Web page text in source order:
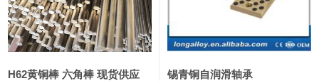
铸造铝合金锭(ZLD104) 24,300—24,500 24,400
压铸锌合金锭 26,500—26,700
H62黄铜棒 六角棒 现货供应 锡青铜自润滑轴承